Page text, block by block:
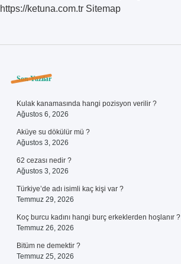
https://ketuna.com.tr Sitemap
Sidebar
Son Yazılar
Kulak kanamasında hangi pozisyon verilir ?
Ağustos 6, 2026
Aküye su dökülür mü ?
Ağustos 3, 2026
62 cezası nedir ?
Ağustos 3, 2026
Türkiye’de adı isimli kaç kişi var ?
Temmuz 29, 2026
Koç burcu kadını hangi burç erkeklerden hoşlanır ?
Temmuz 26, 2026
Bitüm ne demektir ?
Temmuz 25, 2026